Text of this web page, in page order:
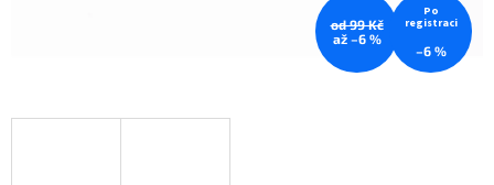
od 99 Kč
až –6 %
Po
registraci
–6 %